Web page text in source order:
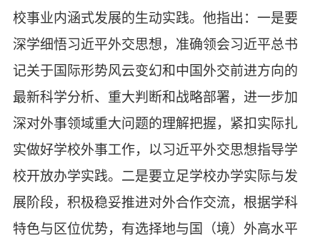
校事业内涵式发展的生动实践。他指出：一是要
深学细悟习近平外交思想，准确领会习近平总书
记关于国际形势风云变幻和中国外交前进方向的
最新科学分析、重大判断和战略部署，进一步加
深对外事领域重大问题的理解把握，紧扣实际扎
实做好学校外事工作，以习近平外交思想指导学
校开放办学实践。二是要立足学校办学实际与发
展阶段，积极稳妥推进对外合作交流，根据学科
特色与区位优势，有选择地与国（境）外高水平